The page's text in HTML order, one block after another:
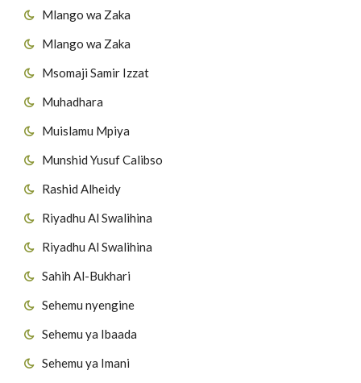
Mlango wa Zaka
Mlango wa Zaka
Msomaji Samir Izzat
Muhadhara
Muislamu Mpiya
Munshid Yusuf Calibso
Rashid Alheidy
Riyadhu Al Swalihina
Riyadhu Al Swalihina
Sahih Al-Bukhari
Sehemu nyengine
Sehemu ya Ibaada
Sehemu ya Imani